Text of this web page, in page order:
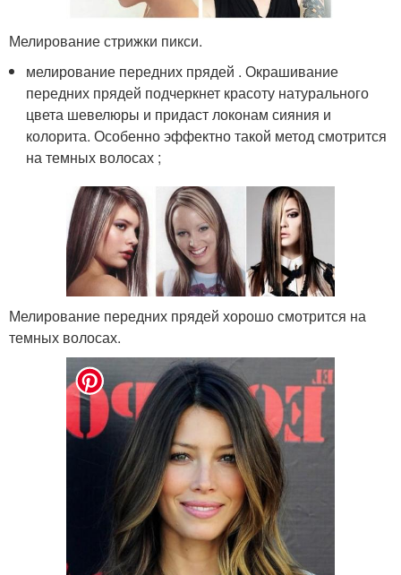
Мелирование стрижки пикси.
мелирование передних прядей . Окрашивание
передних прядей подчеркнет красоту натурального
цвета шевелюры и придаст локонам сияния и
колорита. Особенно эффектно такой метод смотрится
на темных волосах ;
Мелирование передних прядей хорошо смотрится на
темных волосах.